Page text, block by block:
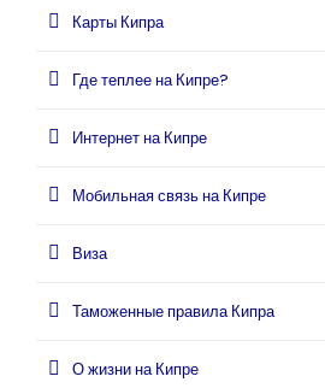
Карты Кипра
Где теплее на Кипре?
Интернет на Кипре
Мобильная связь на Кипре
Виза
Таможенные правила Кипра
О жизни на Кипре